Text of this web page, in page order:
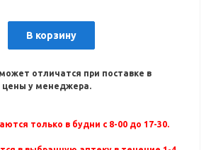
В корзину
отличатся при поставке в
цены у менеджера.
только в будни с 8-00 до 17-30.